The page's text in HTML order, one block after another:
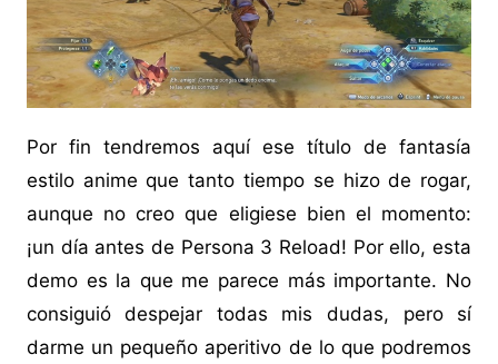
Por fin tendremos aquí ese título de fantasía
estilo anime que tanto tiempo se hizo de rogar,
aunque no creo que eligiese bien el momento:
¡un día antes de Persona 3 Reload! Por ello, esta
demo es la que me parece más importante. No
consiguió despejar todas mis dudas, pero sí
darme un pequeño aperitivo de lo que podremos